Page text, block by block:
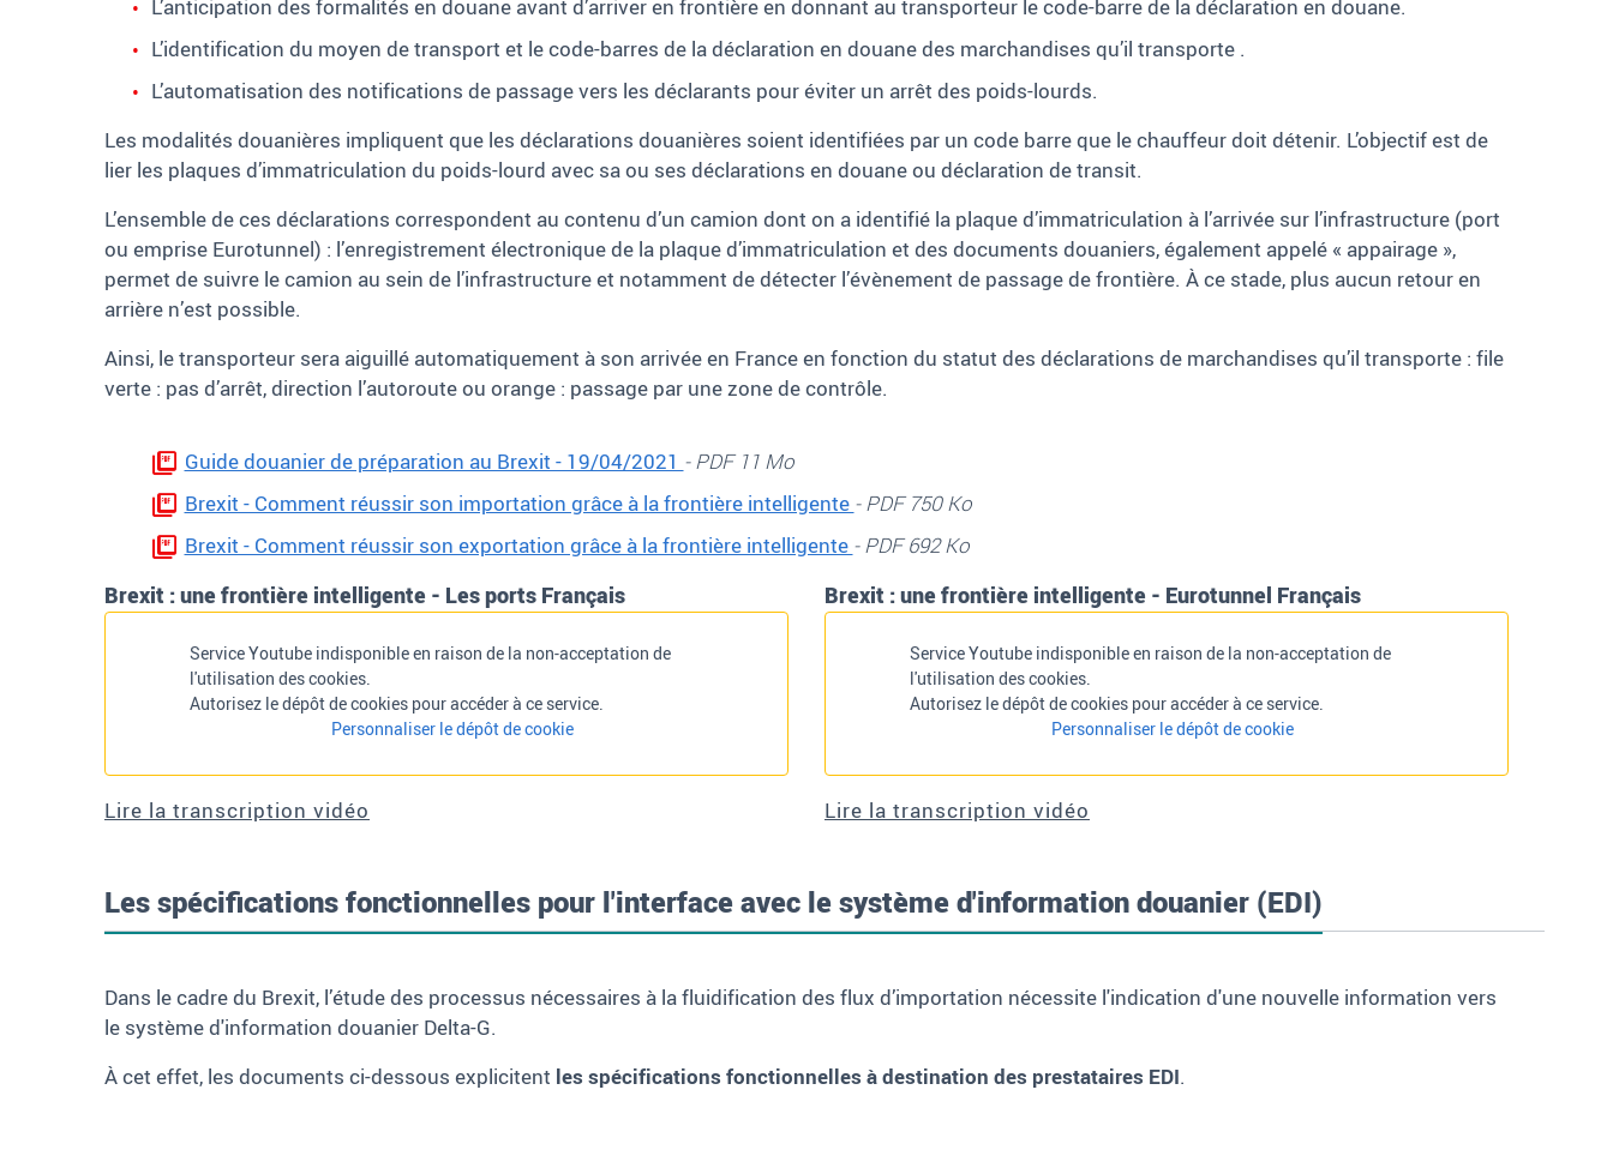
L’anticipation des formalités en douane avant d’arriver en frontière en donnant au transporteur le code-barre de la déclaration en douane.
L’identification du moyen de transport et le code-barres de la déclaration en douane des marchandises qu’il transporte .
L’automatisation des notifications de passage vers les déclarants pour éviter un arrêt des poids-lourds.
Les modalités douanières impliquent que les déclarations douanières soient identifiées par un code barre que le chauffeur doit détenir. L’objectif est de
lier les plaques d’immatriculation du poids-lourd avec sa ou ses déclarations en douane ou déclaration de transit.
L’ensemble de ces déclarations correspondent au contenu d’un camion dont on a identifié la plaque d’immatriculation à l’arrivée sur l’infrastructure (port
ou emprise Eurotunnel) : l’enregistrement électronique de la plaque d’immatriculation et des documents douaniers, également appelé « appairage »,
permet de suivre le camion au sein de l’infrastructure et notamment de détecter l’évènement de passage de frontière. À ce stade, plus aucun retour en
arrière n’est possible.
Ainsi, le transporteur sera aiguillé automatiquement à son arrivée en France en fonction du statut des déclarations de marchandises qu’il transporte : file
verte : pas d’arrêt, direction l’autoroute ou orange : passage par une zone de contrôle.
Guide douanier de préparation au Brexit - 19/04/2021 - PDF 11 Mo
Brexit - Comment réussir son importation grâce à la frontière intelligente - PDF 750 Ko
Brexit - Comment réussir son exportation grâce à la frontière intelligente - PDF 692 Ko
Brexit : une frontière intelligente - Les ports Français
Service Youtube indisponible en raison de la non-acceptation de
l'utilisation des cookies.
Autorisez le dépôt de cookies pour accéder à ce service.
Personnaliser le dépôt de cookie
Lire la transcription vidéo
Brexit : une frontière intelligente - Eurotunnel Français
Service Youtube indisponible en raison de la non-acceptation de
l'utilisation des cookies.
Autorisez le dépôt de cookies pour accéder à ce service.
Personnaliser le dépôt de cookie
Lire la transcription vidéo
Les spécifications fonctionnelles pour l'interface avec le système d'information douanier (EDI)
Dans le cadre du Brexit, l’étude des processus nécessaires à la fluidification des flux d’importation nécessite l'indication d'une nouvelle information vers
le système d'information douanier Delta-G.
À cet effet, les documents ci-dessous explicitent les spécifications fonctionnelles à destination des prestataires EDI.